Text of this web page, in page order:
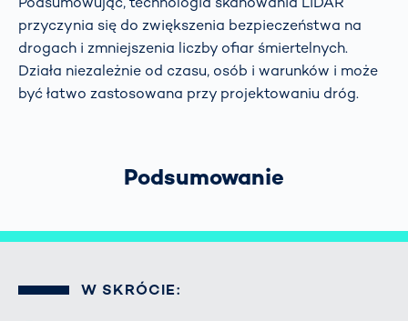
przyczynia się do zwiększenia bezpieczeństwa na
drogach i zmniejszenia liczby ofiar śmiertelnych.
Działa niezależnie od czasu, osób i warunków i może
być łatwo zastosowana przy projektowaniu dróg.
Podsumowanie
W SKRÓCIE: